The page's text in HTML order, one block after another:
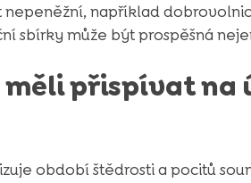
nepeněžní, například
sbírky může být prospěšná
měli přispívat na
období štědrosti a pocitů